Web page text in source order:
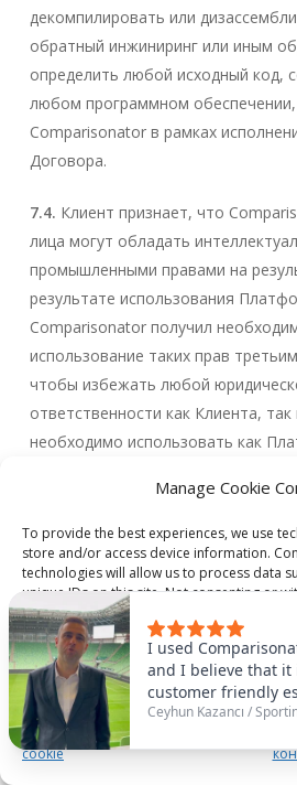
Manage Cookie
To provide the best experiences, we use
store and/or access device information.
technologies will allow us to process data
unique IDs on this site. Not consenting or
adversely affect certain features and
Accept
Политика использования файлов
cookie
декомпилировать или
обратный инжиниринг или иным
определить любой исходный код,
любом программном
Comparisonator в рамках
Договора.
7.4. Клиент признает, что
лица могут обладать
промышленными правами на
результате использования
Comparisonator получил
использование таких прав
чтобы избежать любой
ответственности как Клиента,
необходимо использовать как
условиями. В случае нарушения
Comparisonator сохраняет за
договор, а также возместить
8 -) Торговые марки и
8.1.Настоящим Клиент разрешает
использовать торговые марки и
Клиента, которые будут
Comparisonator в разделе
I used
and I believe that it
customer friendly
useful to find some
Abubakar as
Ceyhun Kazancı /